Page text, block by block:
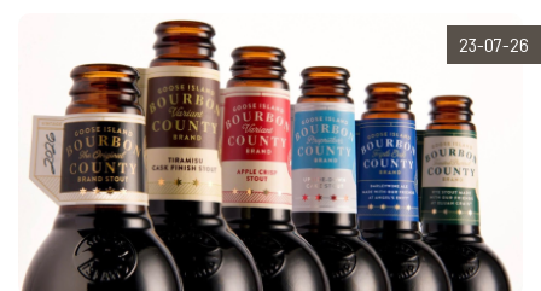
23-07-26